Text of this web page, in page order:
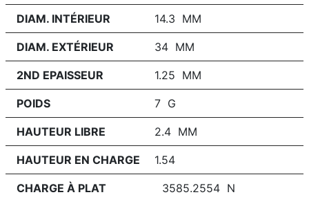
DIAM. INTÉRIEUR 14.3 MM
DIAM. EXTÉRIEUR 34 MM
2ND EPAISSEUR 1.25 MM
POIDS 7 G
HAUTEUR LIBRE 2.4 MM
HAUTEUR EN CHARGE 1.54
CHARGE À PLAT
3585.2554 N